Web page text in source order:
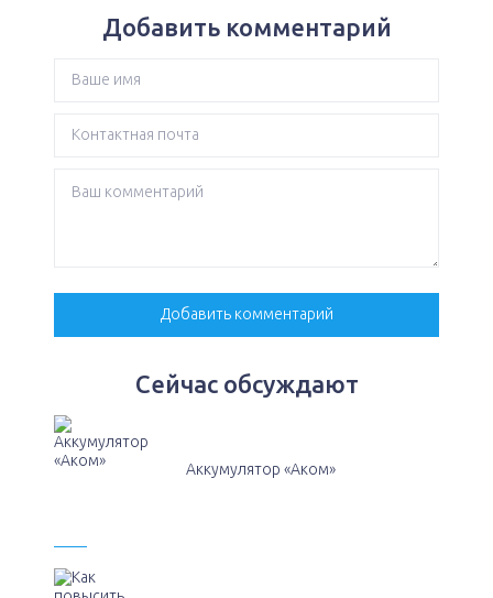
Добавить комментарий
Сейчас обсуждают
Аккумулятор «Аком»